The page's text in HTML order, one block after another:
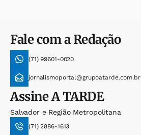
Fale com a Redação
(71) 99601-0020
jornalismoportal@grupoatarde.com.br
AssineA TARDE
Salvador e Região Metropolitana
(71) 2886-1613